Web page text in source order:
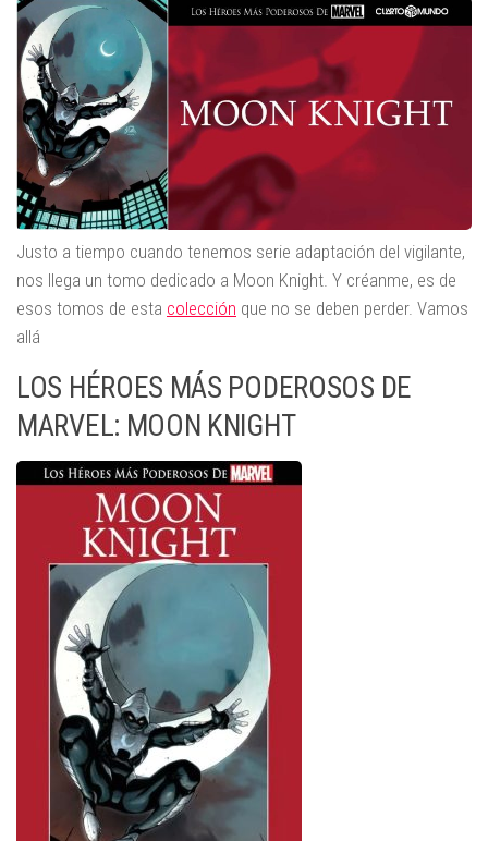
Justo a tiempo cuando tenemos serie adaptación del vigilante,
nos llega un tomo dedicado a Moon Knight. Y créanme, es de
esos tomos de esta colección que no se deben perder. Vamos
allá
LOS HÉROES MÁS PODEROSOS DE
MARVEL: MOON KNIGHT